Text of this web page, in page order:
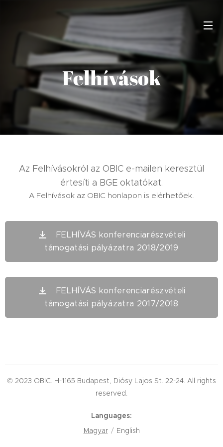
Felhívások
Az Felhívásokról az OBIC e-mailen keresztül
értesíti a BGE oktatókat.
A Felhívások az OBIC honlapon is elérhetőek.
FELHÍVÁS konferenciarészvételi
támogatási pályázatra 2018/2019
FELHÍVÁS konferenciarészvételi
támogatási pályázatra 2017/2018
© 2023 OBIC. H-1165 Budapest, Diósy Lajos St. 22-24. All rights
reserved.
Languages
Magyar
English